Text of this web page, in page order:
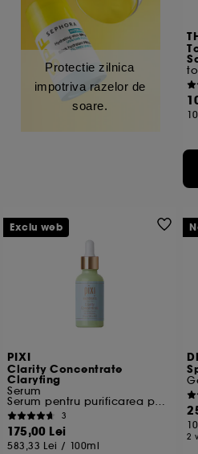
Protectie zilnica
impotriva razelor de
soare.
PIXI
Clarity Concentrate
Claryfing
Serum
Serum pentru purificarea porilor
3
175,00 Lei
583,33 Lei / 100ml
Exclu web
2